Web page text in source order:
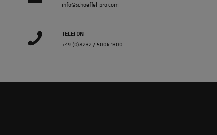
info@schoeffel-pro.com
TELEFON
+49 (0)8232 / 5006-1300